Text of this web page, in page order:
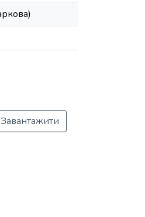
Завантажити